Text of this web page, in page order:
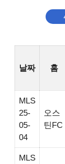
날짜 홈
MLS
25-
05-
04
오스
틴FC
MLS